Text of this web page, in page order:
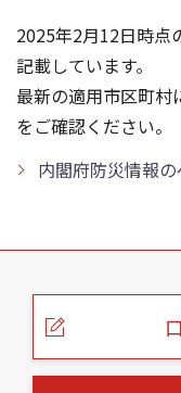
2025年2月12日時点
記載しています。
最新の適用市区町村
をご確認ください。
内閣府防災情報
こ